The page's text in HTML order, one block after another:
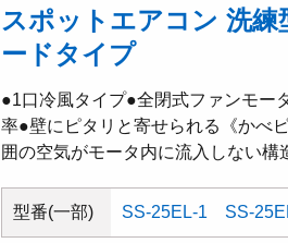
スポットエアコン 洗
ードタイプ
●1口冷風タイプ●全閉式ファンモー
率●壁にピタリと寄せられる《かべ
囲の空気がモータ内に流入しない構
型番(一部) SS-25EL-1 SS-